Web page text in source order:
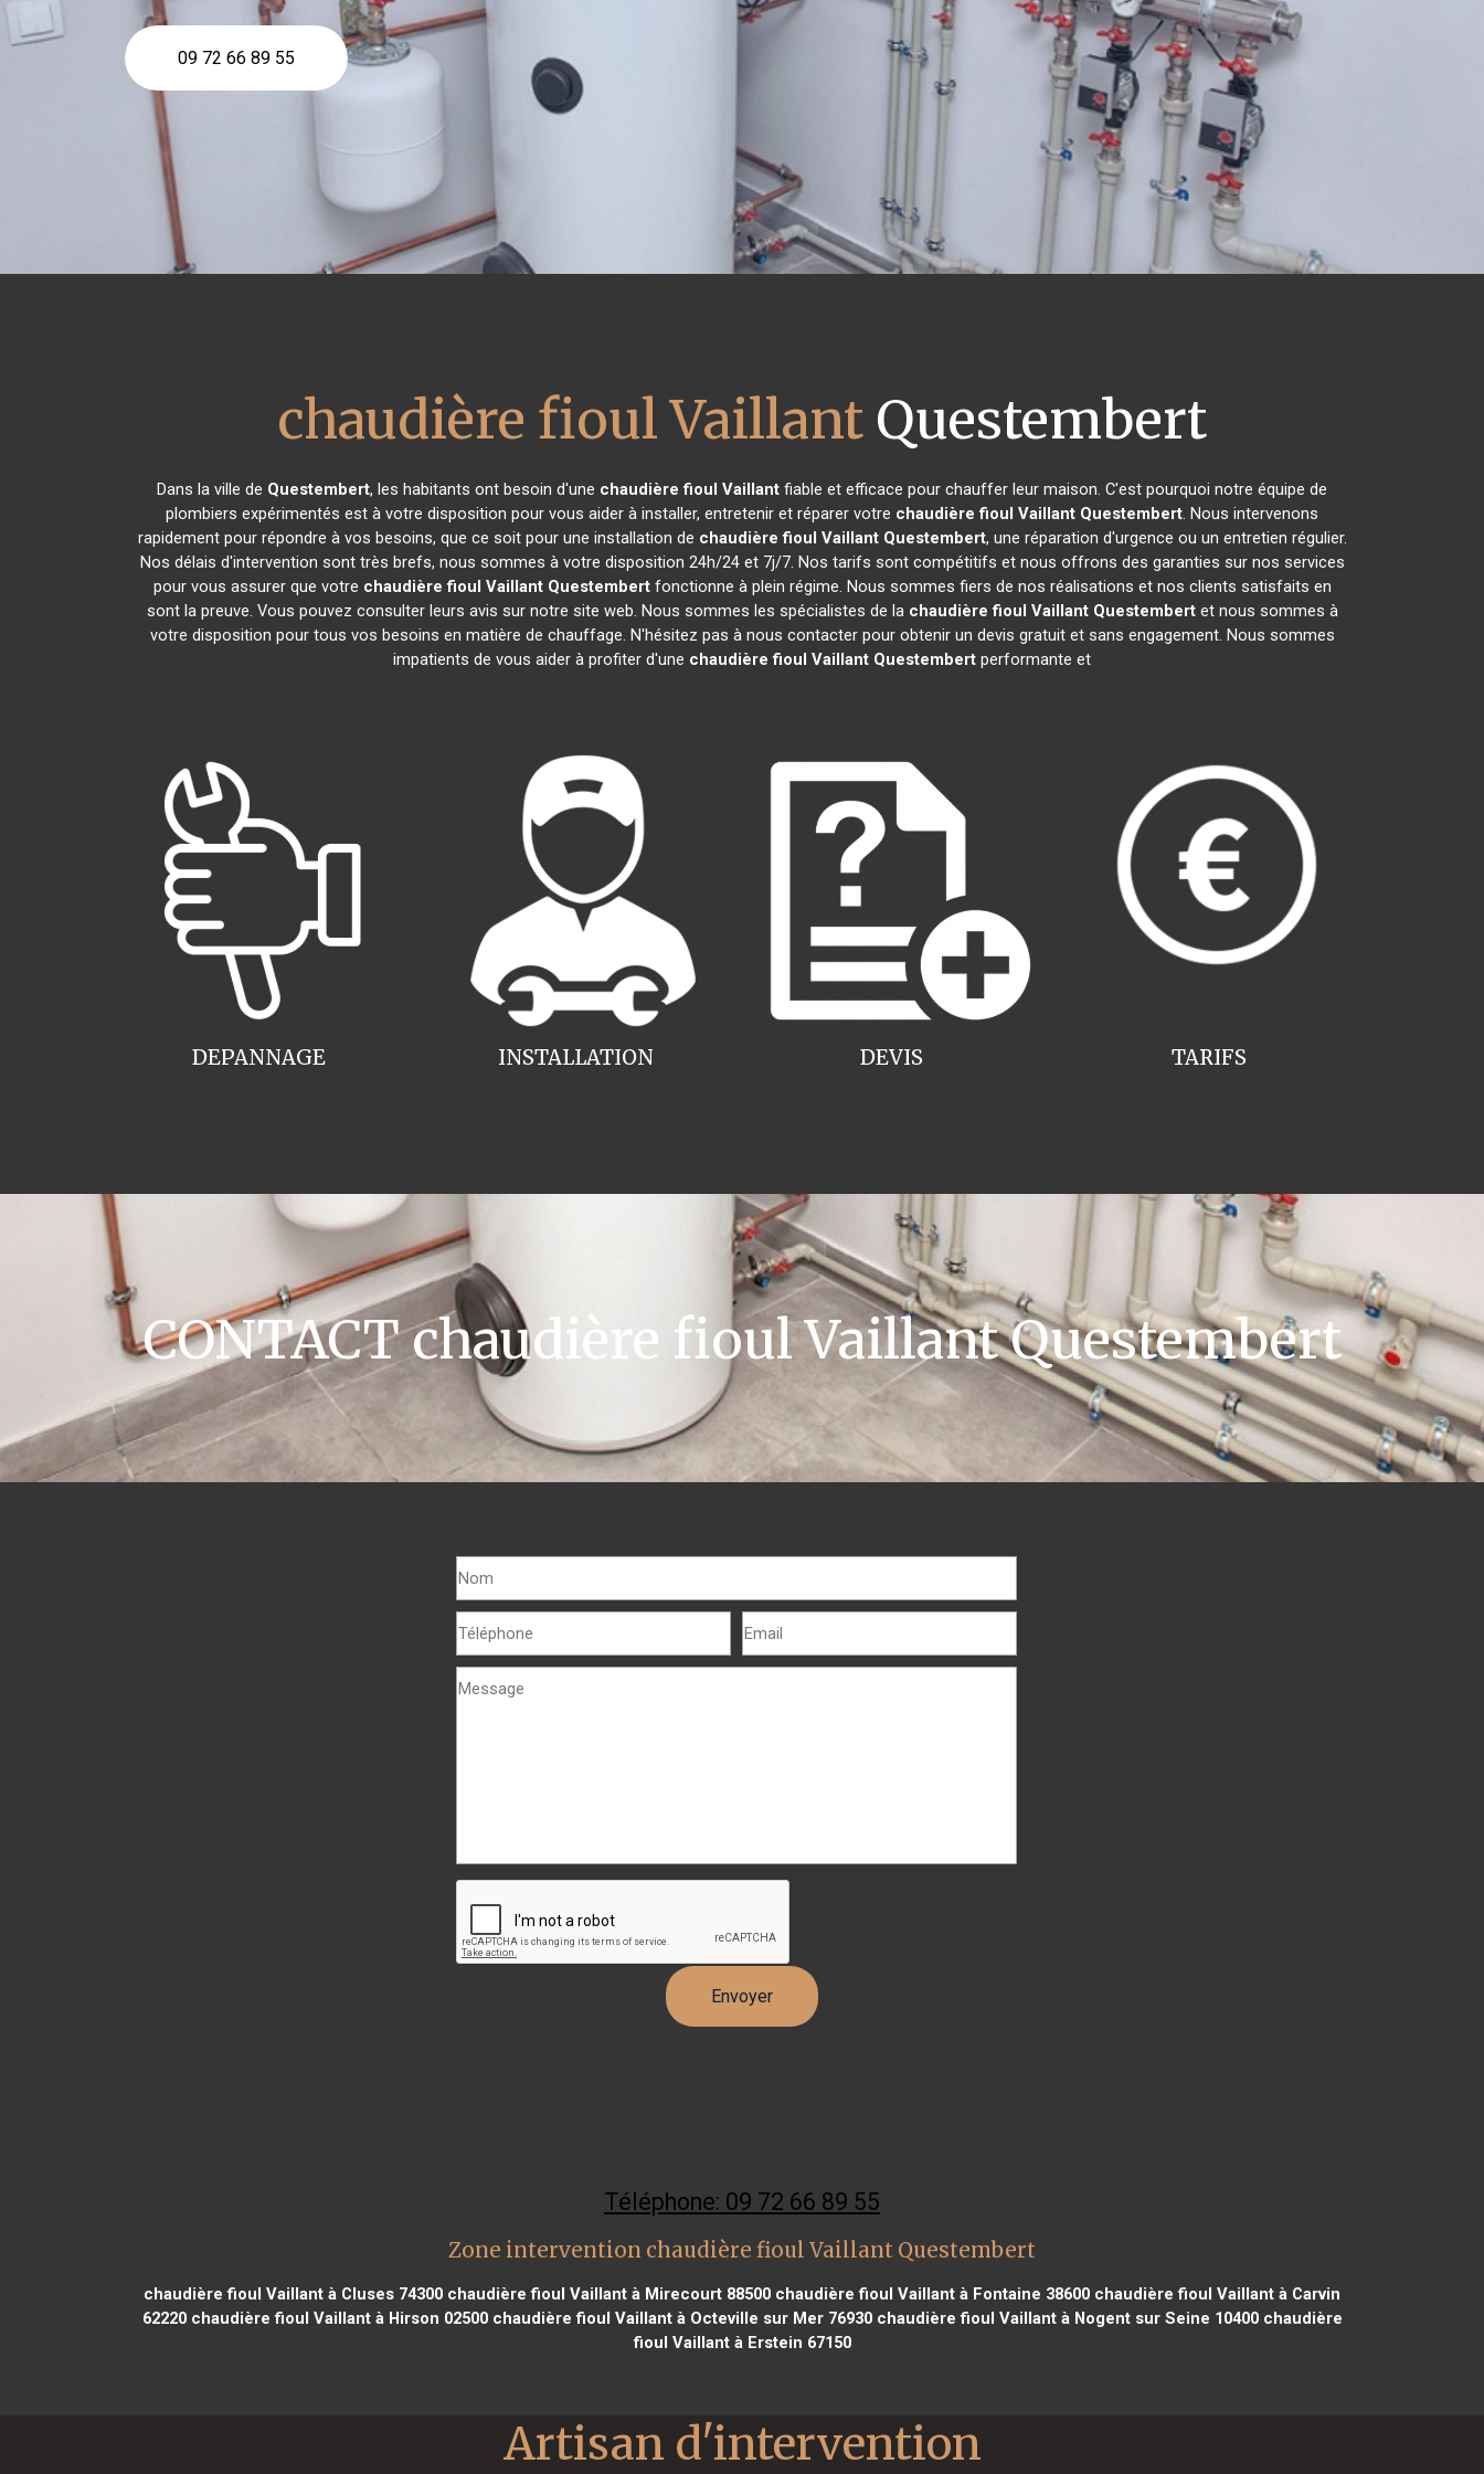
09 72 66 89 55
chaudière fioul Vaillant Questembert
Dans la ville de Questembert, les habitants ont besoin d'une chaudière fioul Vaillant fiable et efficace pour chauffer leur maison. C'est pourquoi notre équipe de
plombiers expérimentés est à votre disposition pour vous aider à installer, entretenir et réparer votre chaudière fioul Vaillant Questembert. Nous intervenons
rapidement pour répondre à vos besoins, que ce soit pour une installation de chaudière fioul Vaillant Questembert, une réparation d'urgence ou un entretien régulier.
Nos délais d'intervention sont très brefs, nous sommes à votre disposition 24h/24 et 7j/7. Nos tarifs sont compétitifs et nous offrons des garanties sur nos services
pour vous assurer que votre chaudière fioul Vaillant Questembertfonctionne à plein régime. Nous sommes fiers de nos réalisations et nos clients satisfaits en
sont la preuve. Vous pouvez consulter leurs avis sur notre site web. Nous sommes les spécialistes de la chaudière fioul Vaillant Questembertet nous sommes à
votre disposition pour tous vos besoins en matière de chauffage. N'hésitez pas à nous contacter pour obtenir un devis gratuit et sans engagement. Nous sommes
impatients de vous aider à profiter d'une chaudière fioul Vaillant Questembert performante et
INSTALLATION
DEPANNAGE TARIFS
DEVIS
CONTACT chaudière fioul Vaillant Questembert
Téléphone: 09 72 66 89 55
Zone intervention chaudière fioul Vaillant Questembert
chaudière fioul Vaillant à Cluses 74300 chaudière fioul Vaillant à Mirecourt 88500 chaudière fioul Vaillant à Fontaine 38600 chaudière fioul Vaillant à Carvin
62220chaudière fioul Vaillant à Hirson 02500chaudière fioul Vaillant à Octeville sur Mer 76930chaudière fioul Vaillant à Nogent sur Seine 10400chaudière
fioul Vaillant à Erstein 67150
Artisan d'intervention